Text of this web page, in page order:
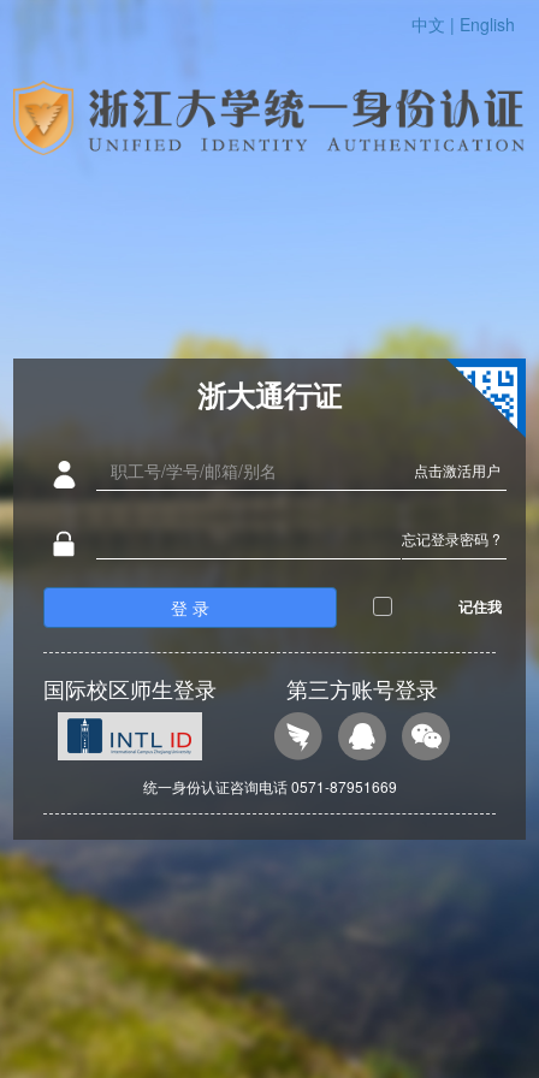
中文 | English
浙大通行证
点击激活用户
忘记登录密码 ?
登 录 记住我
国际校区师生登录 第三方账号登录
统一身份认证咨询电话 0571-87951669